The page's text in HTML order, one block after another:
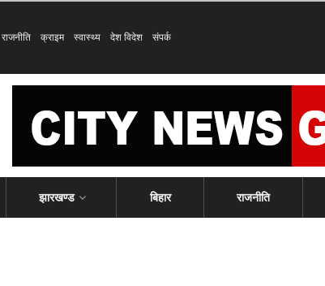
राजनीति क्राइम स्वास्थ्य देश विदेश संपर्क
झारखण्ड बिहार राजनीति